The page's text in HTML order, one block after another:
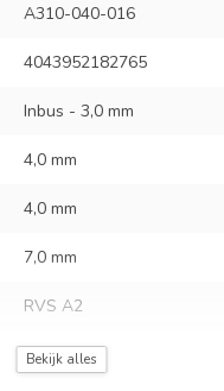
A310-040-016
4043952182765
Inbus - 3,0 mm
4,0 mm
4,0 mm
7,0 mm
RVS A2
25 schroeven
Bekijk alles